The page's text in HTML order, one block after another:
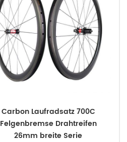
Carbon Laufradsatz 700C
Felgenbremse Drahtreifen
26mm breite Serie